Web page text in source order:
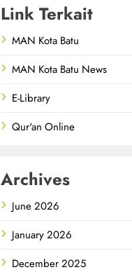
Link Terkait
MAN Kota Batu
MAN Kota Batu News
E-Library
Qur'an Online
Archives
June 2026
January 2026
December 2025